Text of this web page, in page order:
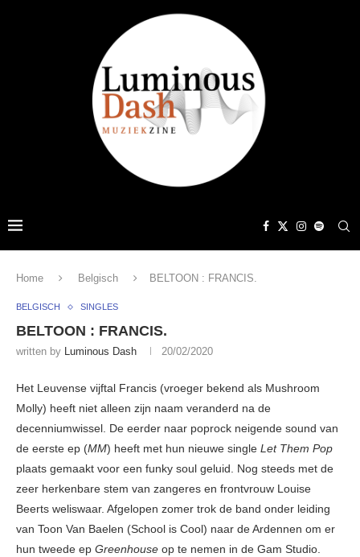
Home Belgisch BELTOON : FRANCIS.
BELGISCH SINGLES
BELTOON : FRANCIS.
written by Luminous Dash 20/02/2020
Het Leuvense vijftal Francis (vroeger bekend als Mushroom
Molly) heeft niet alleen zijn naam veranderd na de
decenniumwissel. De eerder naar poprock neigende sound van
de eerste ep (MM) heeft met hun nieuwe single Let Them Pop
plaats gemaakt voor een funky soul geluid. Nog steeds met de
zeer herkenbare stem van zangeres en frontvrouw Louise
Beerts weliswaar. Afgelopen zomer trok de band onder leiding
van Toon Van Baelen (School is Cool) naar de Ardennen om er
hun tweede ep Greenhouse op te nemen in de Gam Studio.